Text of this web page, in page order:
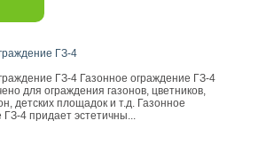
ГЗ-4
ГЗ-4 Газонное ограждение ГЗ-4
для ограждения газонов, цветников,
детских площадок и т.д. Газонное
ГЗ-4 придает эстетичны...